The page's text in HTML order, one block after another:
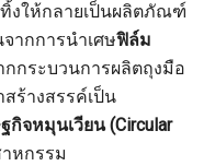
ทิ้งให้กลายเป็นผลิตภัณฑ์
ากการนำเศษฟิล์ม
กระบวนการผลิตถุงมือ
ร้างสรรค์เป็น
กิจหมุนเวียน (Circular
หกรรม